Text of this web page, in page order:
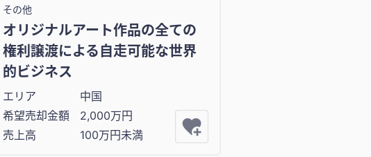
その他
オリジナルアート作品の全ての
権利譲渡による自走可能な世界
的ビジネス
エリア
中国
希望売却金額
2,000万円
売上高
100万円未満